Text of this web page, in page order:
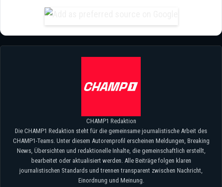
CHAMP1 Redaktion
Die CHAMP1 Redaktion steht für die gemeinsame journalistische Arbeit des
CHAMP1-Teams. Unter diesem Autorenprofil erscheinen Meldungen, Breaking
News, Übersichten und redaktionelle Inhalte, die gemeinschaftlich erstellt,
bearbeitet oder aktualisiert werden. Alle Beiträge folgen klaren
journalistischen Standards und trennen transparent zwischen Nachricht,
Einordnung und Meinung.